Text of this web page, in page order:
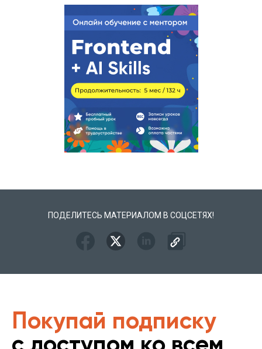
ПОДЕЛИТЕСЬ МАТЕРИАЛОМ В СОЦСЕТЯХ!
Покупай подписку